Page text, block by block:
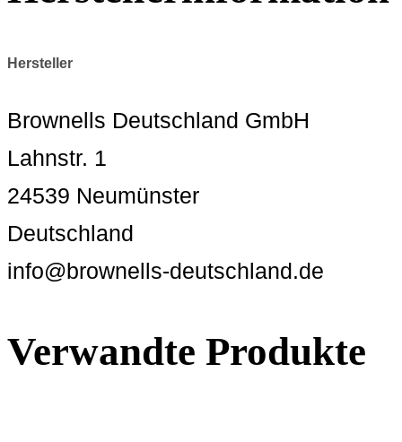
Hersteller
Brownells Deutschland GmbH
Lahnstr. 1
24539 Neumünster
Deutschland
info@brownells-deutschland.de
Verwandte Produkte